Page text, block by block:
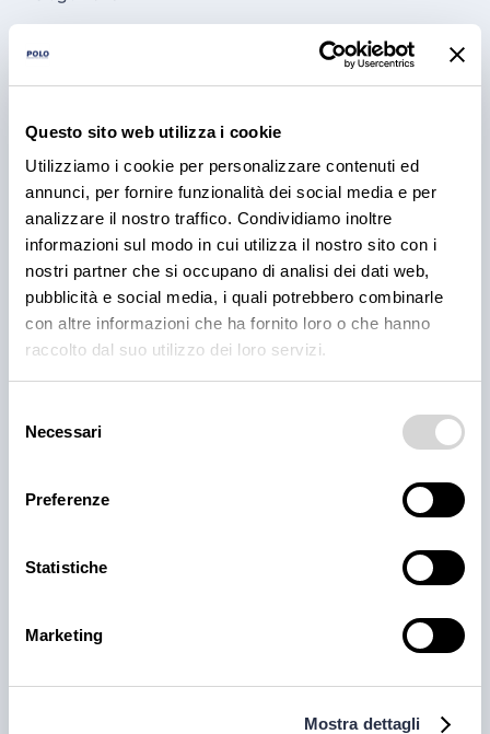
Questo sito web utilizza i cookie
Utilizziamo i cookie per personalizzare contenuti ed
annunci, per fornire funzionalità dei social media e per
analizzare il nostro traffico. Condividiamo inoltre
informazioni sul modo in cui utilizza il nostro sito con i
nostri partner che si occupano di analisi dei dati web,
pubblicità e social media, i quali potrebbero combinarle
con altre informazioni che ha fornito loro o che hanno
raccolto dal suo utilizzo dei loro servizi.
delNecessari
Preferenze
Statistiche
Marketing
Mostra dettagli
PRODOTTI
Cantina Valle Isarco:
responsabilità e amore per il
territorio
Cantina Valle Isarco è sinonimo di eccellenza: i vini
bianchi di questa cantina sono tra i più ricercati
alla lavorazione accurata e meticolosa.